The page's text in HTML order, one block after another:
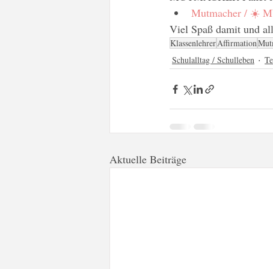
Mutmacher / ☀️
Viel Spaß damit und
KlassenlehrerAffirmation
Schulalltag / Schulleben
Aktuelle Beiträge